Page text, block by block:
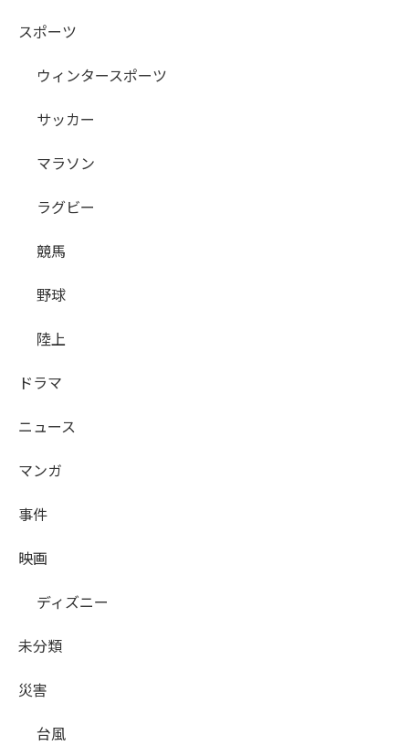
スポーツ
ウィンタースポーツ
サッカー
マラソン
ラグビー
競馬
野球
陸上
ドラマ
ニュース
マンガ
事件
映画
ディズニー
未分類
災害
台風